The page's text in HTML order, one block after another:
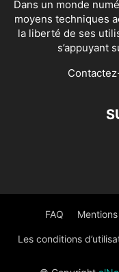
Dans un monde
moyens techniques
la liberté de ses
s’appuyant
FAQ
Les conditions